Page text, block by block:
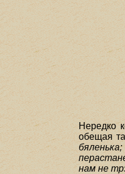
Нередко
обещая
нам не